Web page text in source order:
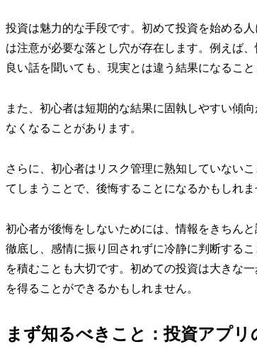
投資は魅力的な手段です。初めて投資を始める
は注意が必要な落とし穴が存在します。例えば
良い話を聞いても、現実とは違う結果になること
また、初心者は短期的な結果に固執しやすい傾
なくなることがあります。
さらに、初心者はリスク管理に熟知していない
てしまうことで、後悔することになるかもしれま
初心者が後悔をしないためには、情報をきちん
徹底し、感情に振り回されずに冷静に判断する
を積むことも大切です。初めての投資は大きな
を得ることができるかもしれません。
まず知るべきこと：投資アプリ